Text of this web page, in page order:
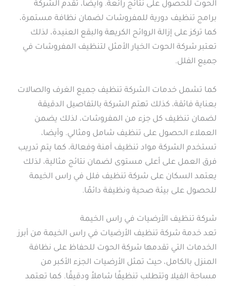
الحوت للحصول على نتائج رائعة. وأيضا، تقدم الشركة
برامج تنظيف دورية للمفروشات لضمان نظافة مستمرة،
كما تركز على إزالة الروائح الكريهة والبقع العنيدة، لذلك
تعتبر شركة الحوت الخيار الأمثل لتنظيف المفروشات في
جميع الفلل.
كما تشمل خدمات الشركة تنظيف جميع الغرف والصالات
بعناية فائقة، كذلك تهتم الشركة بالتفاصيل الدقيقة
لضمان تنظيف كل جزء من المفروشات، لذلك يضمن
العملاء الحصول على تنظيف شامل ومثالي. وأيضا،
تستخدم الشركة مواد تنظيف آمنة وفعالة، كما يتم تدريب
فرق العمل على أعلى مستوى لضمان نتائج مثالية، لذلك
يعتمد السكان على شركة تنظيف فلل في راس الخيمة
للحصول على بيئة صحية ونظيفة دائمًا.
شركة تنظيف الأرضيات في راس الخيمة
تعد خدمة شركة تنظيف الأرضيات في راس الخيمة من أبرز
الخدمات التي تقدمها شركة الحوت للحفاظ على نظافة
المنزل بالكامل، حيث تمثل الأرضيات الجزء الأكبر من
مساحة الفيلا وتتطلب تنظيفًا شاملاً ودقيقًا. كما تعتمد